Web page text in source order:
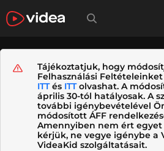
Tájékoztatjuk, hogy
Felhasználási
ITTés ITTolvashat. A
április 30-tól hatályosak. A
további igénybevételével
módosított ÁFF
Amennyiben nem ért egyet
kérjük, ne vegye igénybe a
VideaKid szolgáltatásait.